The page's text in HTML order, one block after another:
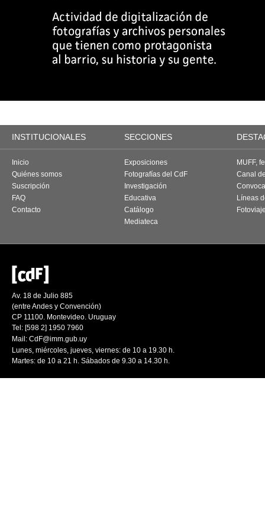
INSTITUCIONALES SECCIONES
Inicio
Quiénes somos
Suscripción
FAQ
Contacto
Exposiciones
Fotografías del CdF
Investigación
Educativa
Catálogo
Mediateca
MUFF,
Canal
Líneas
Av. 18 de Julio 885
(entre Andes y Convención)
CP 11100. Montevideo. Uruguay
Tel: [598 2] 1950 7960
Mail: CdF@imm.gub.uy
Lunes, miércoles, jueves, viernes: de 10 a 19.30 h.
Martes: de 10 a 21 h. Sábados de 9.30 a 14.30 h.